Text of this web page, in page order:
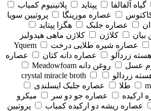
گیاه آلفالفا پپتاید
پلاتینیوم کمیاب
عصاره مورینگا
پروتیین سویا
عصاره جلبک
هگزا پپتاید
کلاژن
کلاژن ماهی هیدولیز
عصاره شیره طلایی درخت Yquem
زردآلو عصاره دانه کتان
عصاره
عسل
روغن دانه Meadowfoam
زردالو
crystal miracle broth
طلا
عصاره جلبک ایسلندی
ارکیده عصاره جو دو سر
میکرو
عصاره ریشه دو ارکیده کمیاب
پروتیین